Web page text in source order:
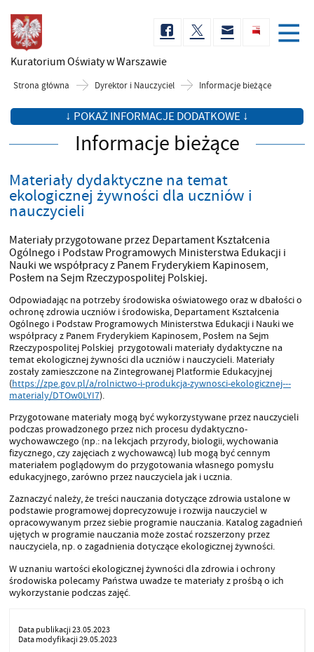
Kuratorium Oświatyw Warszawie
Strona główna Dyrektor i Nauczyciel Informacje bieżące
↓ POKAŻ INFORMACJE DODATKOWE ↓
Informacje bieżące
Materiały dydaktyczne na temat
ekologicznej żywności dla uczniów i
nauczycieli
Materiały przygotowane przez Departament Kształcenia
Ogólnego i Podstaw Programowych Ministerstwa Edukacji i
Nauki we współpracy z Panem Fryderykiem Kapinosem,
Posłem na Sejm Rzeczypospolitej Polskiej.
Odpowiadając na potrzeby środowiska oświatowego oraz w dbałości o
ochronę zdrowia uczniów i środowiska, Departament Kształcenia
Ogólnego i Podstaw Programowych Ministerstwa Edukacji i Nauki we
współpracy z Panem Fryderykiem Kapinosem, Posłem na Sejm
Rzeczypospolitej Polskiej przygotowali materiały dydaktyczne na
temat ekologicznej żywności dla uczniów i nauczycieli. Materiały
zostały zamieszczone na Zintegrowanej Platformie Edukacyjnej
(https://zpe.gov.pl/a/rolnictwo-i-produkcja-zywnosci-ekologicznej---
materialy/DTOw0LYI7).
Przygotowane materiały mogą być wykorzystywane przez nauczycieli
podczas prowadzonego przez nich procesu dydaktyczno-
wychowawczego (np.: na lekcjach przyrody, biologii, wychowania
fizycznego, czy zajęciach z wychowawcą) lub mogą być cennym
materiałem poglądowym do przygotowania własnego pomysłu
edukacyjnego, zarówno przez nauczyciela jak i ucznia.
Zaznaczyć należy, że treści nauczania dotyczące zdrowia ustalone w
podstawie programowej doprecyzowuje i rozwija nauczyciel w
opracowywanym przez siebie programie nauczania. Katalog zagadnień
ujętych w programie nauczania może zostać rozszerzony przez
nauczyciela, np. o zagadnienia dotyczące ekologicznej żywności.
W uznaniu wartości ekologicznej żywności dla zdrowia i ochrony
środowiska polecamy Państwa uwadze te materiały z prośbą o ich
wykorzystanie podczas zajęć.
Data publikacji 23.05.2023
Data modyfikacji 29.05.2023